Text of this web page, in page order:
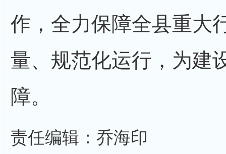
作，全力保障全县重大
量、规范化运行，为建
障。
责任编辑：乔海印